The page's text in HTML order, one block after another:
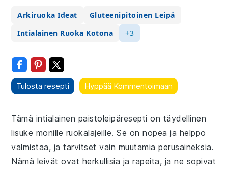
Arkiruoka Ideat
Gluteenipitoinen Leipä
Intialainen Ruoka Kotona
+3
Tulosta resepti Hyppää Kommentoimaan
Tämä intialainen paistoleipäresepti on täydellinen
lisuke monille ruokalajeille. Se on nopea ja helppo
valmistaa, ja tarvitset vain muutamia perusaineksia.
Nämä leivät ovat herkullisia ja rapeita, ja ne sopivat